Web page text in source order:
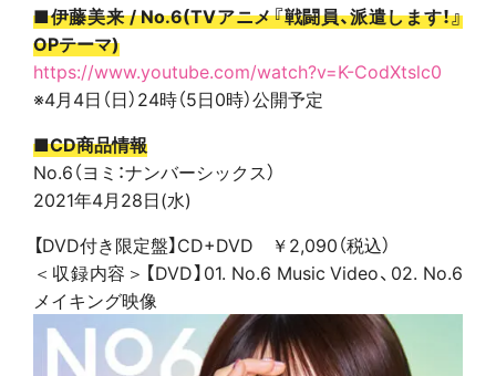
■伊藤美来 / No.6(TVアニメ『戦闘員、派遣します！』
OPテーマ)
https://www.youtube.com/watch?v=K-CodXtslc0
※4月4日（日）24時（5日0時）公開予定
■CD商品情報
No.6（ヨミ：ナンバーシックス）
2021年4月28日(水)
【DVD付き限定盤】CD+DVD ￥2,090（税込）
＜収録内容＞【DVD】01. No.6 Music Video、02. No.6
メイキング映像